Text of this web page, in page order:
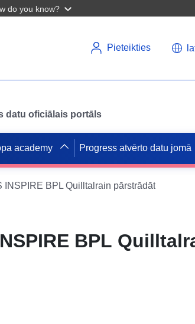
do you know?
Pieteikties
datu oficiālais portāls
academy Progress atvērto datu jomā
INSPIRE BPL Quilltalrain pārstrādāt
BPL